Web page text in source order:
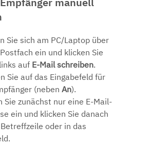
manuell
Sie sich am PC/Laptop über
ein und klicken Sie
auf E-Mail schreiben.
Sie auf das Eingabefeld für
(neben An).
Sie zunächst nur eine E-Mail-
ein und klicken Sie danach
oder in das